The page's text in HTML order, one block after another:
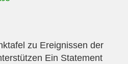
zu Ereignissen der
Ein Statement